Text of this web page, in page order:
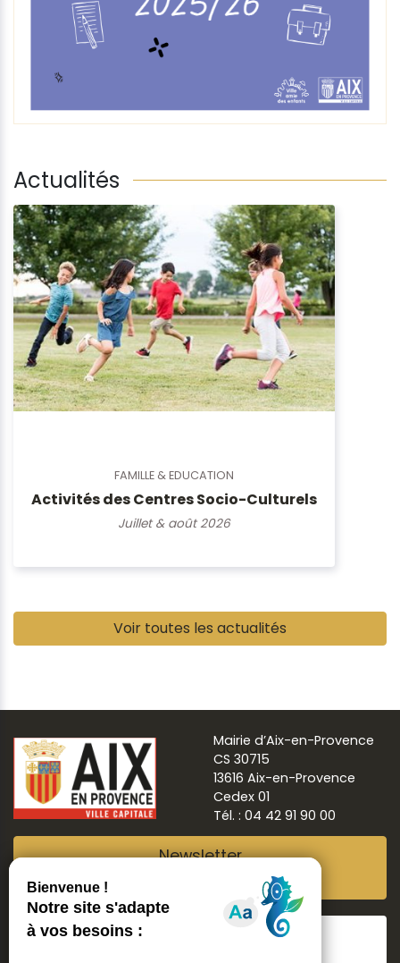
Actualités
FAMILLE & EDUCATION
Activités des Centres Socio-Culturels
Juillet & août 2026
Voir toutes les actualités
Mairie d’Aix-en-Provence
CS 30715
13616 Aix-en-Provence
Cedex 01
Tél. : 04 42 91 90 00
Newsletter
Suivre Aix ma ville